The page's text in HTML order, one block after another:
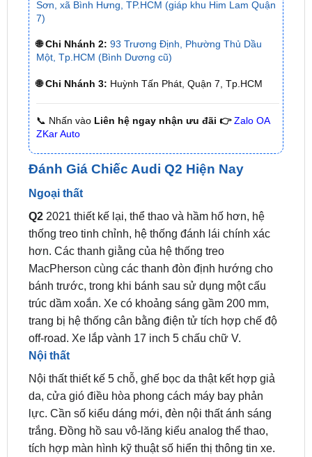
🌐 Chi Nhánh 2: 93 Trương Định, Phường Thủ Dầu
Một, Tp.HCM (Bình Dương cũ)
🌐 Chi Nhánh 3: Huỳnh Tấn Phát, Quận 7, Tp.HCM
📞 Nhấn vàoLiên hệ ngay nhận ưu đãi 👉 Zalo OA
Đánh Giá Chiếc Audi Q2 Hiện Nay
Ngoại thất
2021 thiết kế lại, thể thao và hầm hố hơn, hệ
thống treo tinh chỉnh, hệ thống đánh lái chính xác
hơn. Các thanh giằng của hệ thống treo
MacPherson cùng các thanh đòn định hướng cho
bánh trước, trong khi bánh sau sử dụng một cấu
trúc dầm xoắn. Xe có khoảng sáng gầm 200 mm,
trang bị hệ thống cân bằng điện tử tích hợp chế độ
off-road. Xe lắp vành 17 inch 5 chấu chữ V.
Nội thất
Nội thất thiết kế 5 chỗ, ghế bọc da thật kết hợp giả
da, cửa gió điều hòa phong cách máy bay phản
lực. Cần số kiểu dáng mới, đèn nội thất ánh sáng
trắng. Đồng hồ sau vô-lăng kiểu analog thể thao,
tích hợp màn hình kỹ thuật số hiển thị thông tin xe.
Màn hình thông tin giải trí 7 inch. Điều hòa tự động,
camera lùi và hệ thống hỗ trợ đỗ xe Audi Plus. Ghế